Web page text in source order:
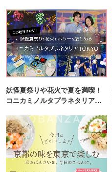
妖怪夏祭りや花火で夏を満喫！
コニカミノルタプラネタリア